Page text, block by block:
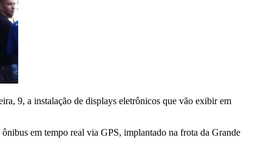
9, a instalação de displays eletrônicos que vão exibir em
em tempo real via GPS, implantado na frota da Grande